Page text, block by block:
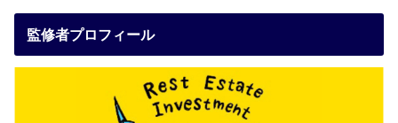
監修者プロフィール